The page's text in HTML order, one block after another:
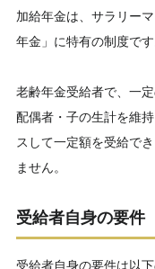
加給年金は、サラリー
年金」に特有の制度です
老齢年金受給者で、一
配偶者・子の生計を維
スして一定額を受給で
ません。
受給者自身の要件
受給者自身の要件は以下